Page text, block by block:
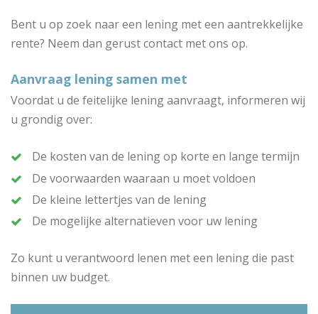
Bent u op zoek naar een lening met een aantrekkelijke
rente? Neem dan gerust contact met ons op.
Aanvraag lening samen met
Voordat u de feitelijke lening aanvraagt, informeren wij
u grondig over:
De kosten van de lening op korte en lange termijn
De voorwaarden waaraan u moet voldoen
De kleine lettertjes van de lening
De mogelijke alternatieven voor uw lening
Zo kunt u verantwoord lenen met een lening die past
binnen uw budget.